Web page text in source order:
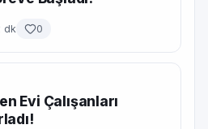
dk 0
Evi Çalışanları